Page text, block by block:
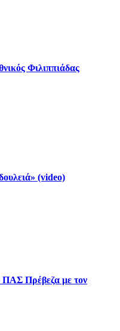
Φιλιππιάδας
(video)
ΠΑΣ Πρέβεζα με τον